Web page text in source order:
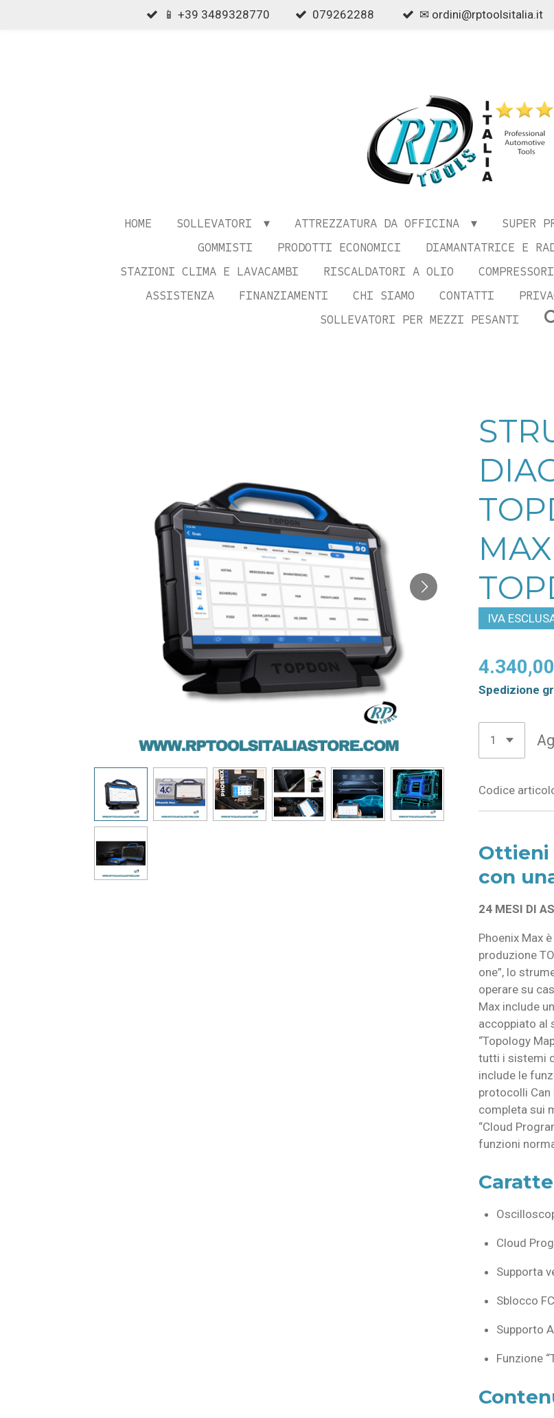
📱 +39 3489328770 079262288 ✉ ordini@rptoolsitalia.it
HOME SOLLEVATORI ATTREZZATURA DA OFFICINA SUPER
GOMMISTI
PRODOTTI ECONOMICI DIAMANTATRICE E
STAZIONI CLIMA E LAVACAMBI
RISCALDATORI A OLIO
ASSISTENZA
FINANZIAMENTI CHI SIAMO CONTATTI
SOLLEVATORI PER MEZZI PESANTI
IVA
Spedizione
Codice
Ottieni
con
24 MESI DI
Phoenix Max
produzione
one”, lo
operare su
Max include
accoppiato al
“Topology
tutti i sistemi
include le
protocolli Can
completa sui
“Cloud
funzioni
Cloud
Supporta
Sblocco
Supporto
Funzione